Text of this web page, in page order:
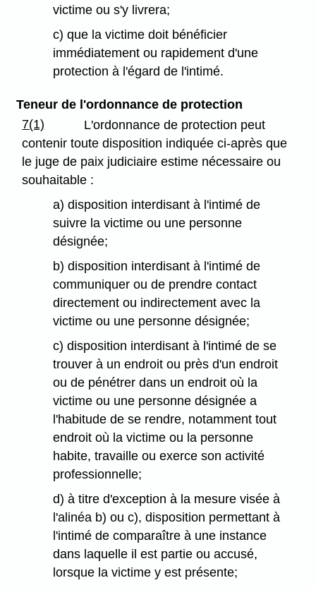
victime ou s'y livrera;
c) que la victime doit bénéficier
immédiatement ou rapidement d'une
protection à l'égard de l'intimé.
Teneur de l'ordonnance de protection
7(1)
L'ordonnance de protection peut
contenir toute disposition indiquée ci-après que
le juge de paix judiciaire estime nécessaire ou
souhaitable :
a) disposition interdisant à l'intimé de
suivre la victime ou une personne
désignée;
b) disposition interdisant à l'intimé de
communiquer ou de prendre contact
directement ou indirectement avec la
victime ou une personne désignée;
c) disposition interdisant à l'intimé de se
trouver à un endroit ou près d'un endroit
ou de pénétrer dans un endroit où la
victime ou une personne désignée a
l'habitude de se rendre, notamment tout
endroit où la victime ou la personne
habite, travaille ou exerce son activité
professionnelle;
d) à titre d'exception à la mesure visée à
l'alinéa b) ou c), disposition permettant à
l'intimé de comparaître à une instance
dans laquelle il est partie ou accusé,
lorsque la victime y est présente;